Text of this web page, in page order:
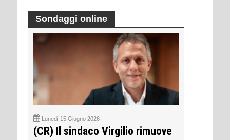
Sondaggi online
Lunedì 15 Giugno 2026
(CR) Il sindaco Virgilio rimuove